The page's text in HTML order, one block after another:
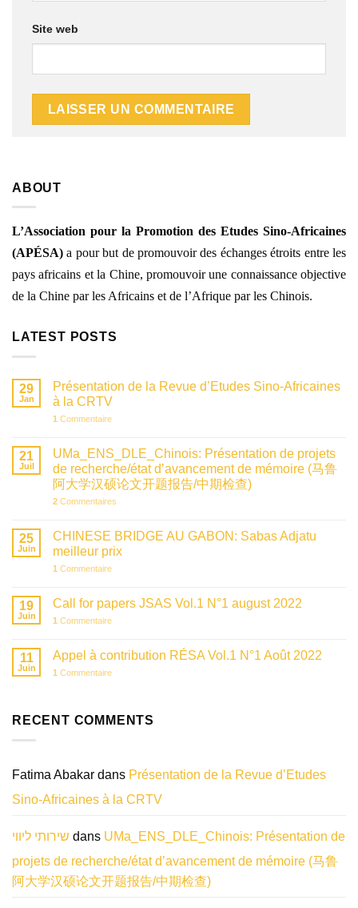
Site web
ABOUT
L’Association pour la Promotion des Etudes Sino-Africaines
(APÉSA) a pourbut de promouvoir des échanges étroits entre les
pays africains et la Chine, promouvoir une connaissance objective
de la Chine par les Africains et de l’Afrique par les Chinois.
LATEST POSTS
29
Jan
Présentation de la Revue d’Etudes Sino-Africaines
à la CRTV
1 Commentaire
21
Juil
UMa_ENS_DLE_Chinois: Présentation de projets
de recherche/état d’avancement de mémoire (马鲁
阿大学汉硕论文开题报告/中期检查)
2 Commentaires
25
Juin
CHINESE BRIDGE AU GABON: Sabas Adjatu
meilleur prix
1 Commentaire
19
Juin
Call for papers JSAS Vol.1 N°1 august 2022
1 Commentaire
11
Juin
Appel à contribution RÉSA Vol.1 N°1 Août 2022
1 Commentaire
RECENT COMMENTS
Fatima Abakar dans Présentation de la Revue d’Etudes
Sino-Africaines à la CRTV
שירותי ליווי dans UMa_ENS_DLE_Chinois: Présentation de
projets de recherche/état d’avancement de mémoire (马鲁
阿大学汉硕论文开题报告/中期检查)